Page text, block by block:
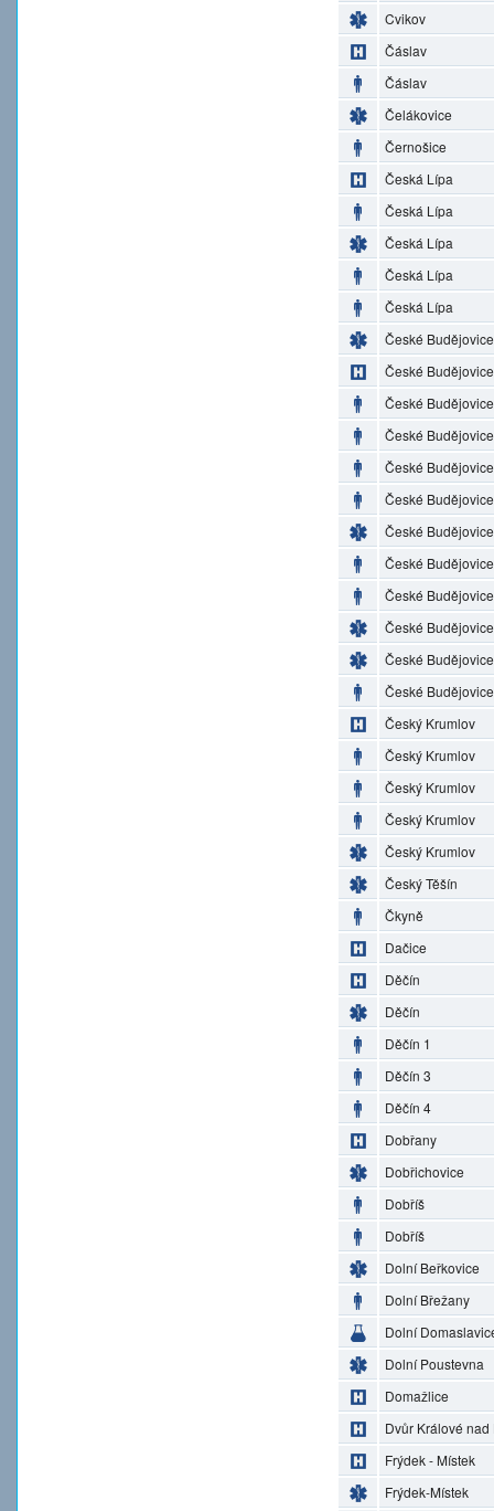
Cvikov
Čáslav
Čáslav
Čelákovice
Černošice
Česká Lípa
Česká Lípa
Česká Lípa
Česká Lípa
Česká Lípa
České Budějovice
České Budějovice
České Budějovice
České Budějovice
České Budějovice
České Budějovice
České Budějovice
České Budějovice
České Budějovice
České Budějovice
České Budějovice
České Budějovice
Český Krumlov
Český Krumlov
Český Krumlov
Český Krumlov
Český Krumlov
Český Těšín
Čkyně
Dačice
Děčín
Děčín
Děčín 1
Děčín 3
Děčín 4
Dobřany
Dobřichovice
Dobříš
Dobříš
Dolní Beřkovice
Dolní Břežany
Dolní
Dolní Poustevna
Domažlice
Dvůr Králové nad
Frýdek - Místek
Frýdek-Místek